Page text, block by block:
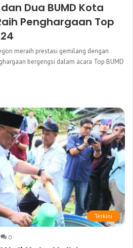
Dua BUMD Kota
Penghargaan Top
meraih prestasi gemilang dengan
bergengsi dalam acara Top BUMD
Terkini
0